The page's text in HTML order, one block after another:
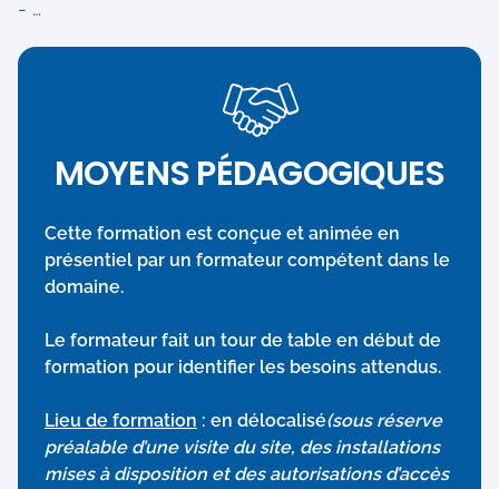
- …
MOYENS PÉDAGOGIQUES
Cette formation est conçue et animée en
présentiel par un formateur compétent dans le
domaine.
Le formateur fait un tour de table en début de
formation pour identifier les besoins attendus.
Lieu de formation : en délocalisé(sous réserve
préalable d’une visite du site, des installations
mises à disposition et des autorisations d’accès